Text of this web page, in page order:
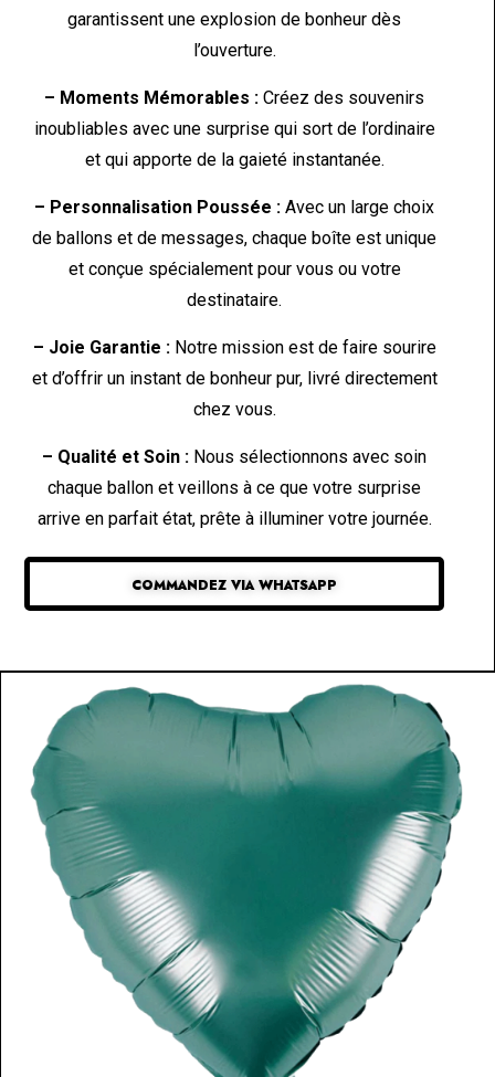
garantissent une explosion de bonheur dès
l’ouverture.
– Moments Mémorables : Créez des souvenirs
inoubliables avec une surprise qui sort de l’ordinaire
et qui apporte de la gaieté instantanée.
– Personnalisation Poussée : Avec un large choix
de ballons et de messages, chaque boîte est unique
et conçue spécialement pour vous ou votre
destinataire.
– Joie Garantie :Notre mission est de faire sourire
et d’offrir un instant de bonheur pur, livré directement
chez vous.
– Qualité et Soin : Nous sélectionnons avec soin
chaque ballon et veillons à ce que votre surprise
arrive en parfait état, prête à illuminer votre journée.
COMMANDEZ VIA WHATSAPP